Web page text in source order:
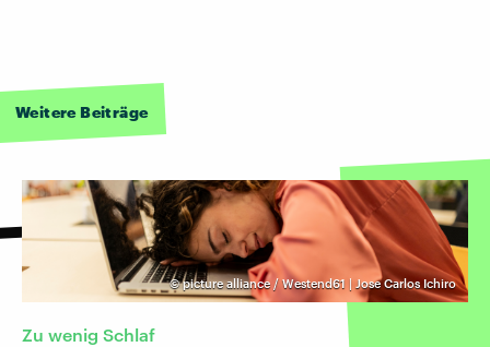
Weitere Beiträge
©picture alliance / Westend61 | Jose Carlos Ichiro
Zu wenig Schlaf